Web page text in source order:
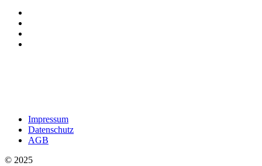
Impressum
Datenschutz
AGB
© 2025